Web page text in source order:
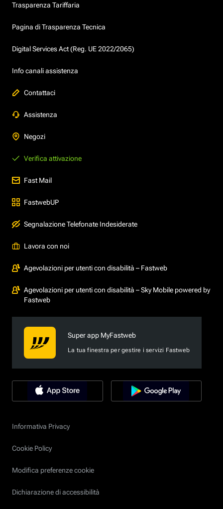
Trasparenza Tariffaria
Pagina di Trasparenza Tecnica
Digital Services Act (Reg. UE 2022/2065)
Info canali assistenza
Contattaci
Assistenza
Negozi
Verifica attivazione
Fast Mail
FastwebUP
Segnalazione Telefonate Indesiderate
Lavora con noi
Agevolazioni per utenti con disabilità – Fastweb
Agevolazioni per utenti con disabilità – Sky Mobile powered by
Fastweb
Super app MyFastweb
La tua finestra per gestire i servizi Fastweb
Informativa Privacy
Cookie Policy
Modifica preferenze cookie
Dichiarazione di accessibilità